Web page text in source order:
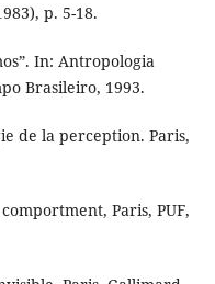
p. 5-18.
In: Antropologia
Brasileiro, 1993.
de la perception. Paris,
Paris, PUF,